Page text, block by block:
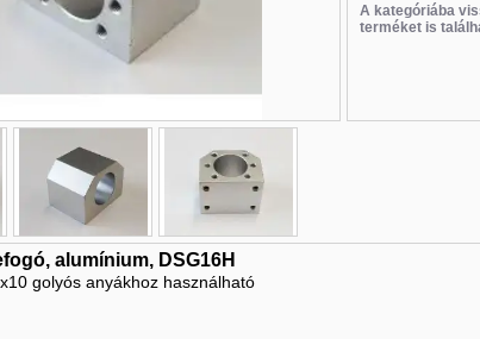
A kategóriába
terméket is
alumínium, DSG16H
golyós anyákhoz használható